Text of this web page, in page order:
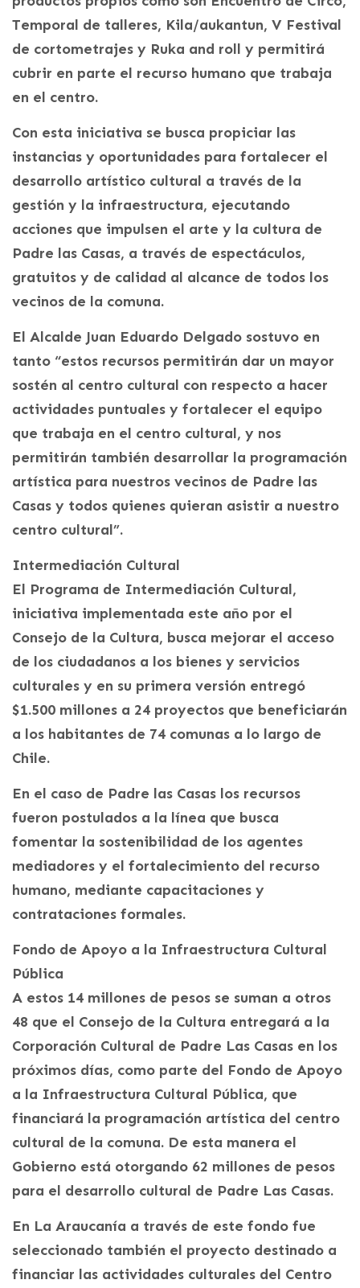
Temporal de talleres, Kila/aukantun, V Festival
de cortometrajes y Ruka and roll y permitirá
cubrir en parte el recurso humano que trabaja
en el centro.
Con esta iniciativa se busca propiciar las
instancias y oportunidades para fortalecer el
desarrollo artístico cultural a través de la
gestión y la infraestructura, ejecutando
acciones que impulsen el arte y la cultura de
Padre las Casas, a través de espectáculos,
gratuitos y de calidad al alcance de todos los
vecinos de la comuna.
El Alcalde Juan Eduardo Delgado sostuvo en
tanto “estos recursos permitirán dar un mayor
sostén al centro cultural con respecto a hacer
actividades puntuales y fortalecer el equipo
que trabaja en el centro cultural, y nos
permitirán también desarrollar la programación
artística para nuestros vecinos de Padre las
Casas y todos quienes quieran asistir a nuestro
centro cultural”.
Intermediación Cultural
El Programa de Intermediación Cultural,
iniciativa implementada este año por el
Consejo de la Cultura, busca mejorar el acceso
de los ciudadanos a los bienes y servicios
culturales y en su primera versión entregó
$1.500 millones a 24 proyectos que beneficiarán
a los habitantes de 74 comunas a lo largo de
Chile.
En el caso de Padre las Casas los recursos
fueron postulados a la línea que busca
fomentar la sostenibilidad de los agentes
mediadores y el fortalecimiento del recurso
humano, mediante capacitaciones y
contrataciones formales.
Fondo de Apoyo a la Infraestructura Cultural
Pública
A estos 14 millones de pesos se suman a otros
48 que el Consejo de la Cultura entregará a la
Corporación Cultural de Padre Las Casas en los
próximos días, como parte del Fondo de Apoyo
a la Infraestructura Cultural Pública, que
financiará la programación artística del centro
cultural de la comuna. De esta manera el
Gobierno está otorgando 62 millones de pesos
para el desarrollo cultural de Padre Las Casas.
En La Araucanía a través de este fondo fue
seleccionado también el proyecto destinado a
financiar las actividades culturales del Centro